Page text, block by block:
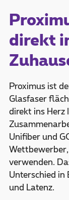
direkt
Proximus ist
Glasfaser
direkt ins Herz
Unifiber und
verwenden.
Unterschied in
und Latenz.